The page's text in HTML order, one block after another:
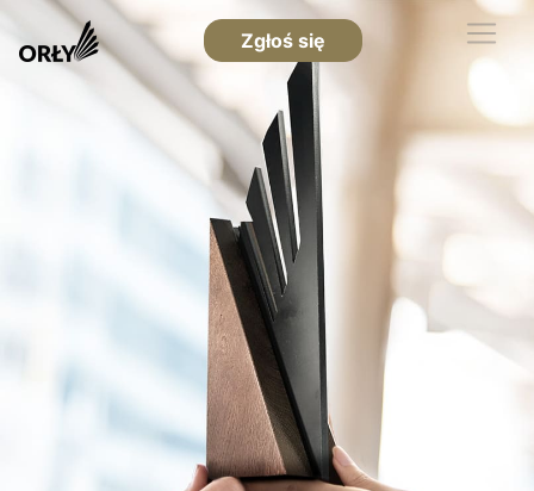
Zgłoś się